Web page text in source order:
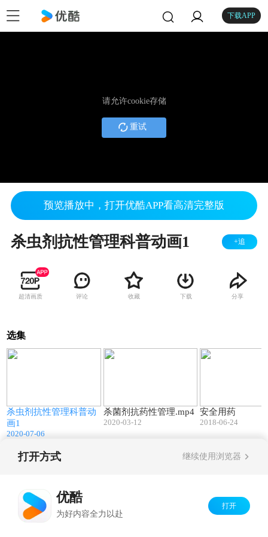
下载APP
请允许cookie存储
重试
预览播放中，打开优酷APP看高清完整版
杀虫剂抗性管理科普动画1 +追
超清画质 评论 收藏 下载 分享
选集
杀虫剂抗性管理科普动
画1
2020-07-06
杀菌剂抗药性管理.mp4
2020-03-12
安全用药
2018-06-24
打开方式 继续使用浏览器
优酷
为好内容全力以赴
打开